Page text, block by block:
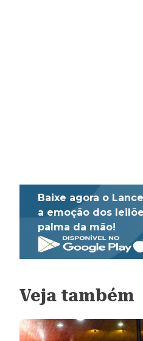
Baixe agora o
a emoção dos
palma da mão!
Veja também